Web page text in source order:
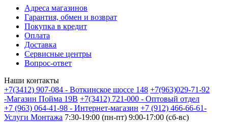
Адреса магазинов
Гарантия, обмен и возврат
Покупка в кредит
Оплата
Доставка
Сервисные центры
Вопрос-ответ
Наши контакты
+7(3412) 907-084 - Воткинское шоссе 148 +7(963)029-71-92
-Магазин Пойма 19В +7(3412) 721-000 - Оптовый отдел
+7 (963) 064-41-98 - Интернет-магазин +7 (912) 466-66-61-
Услуги Монтажа 7:30-19:00 (пн-пт) 9:00-17:00 (сб-вс)